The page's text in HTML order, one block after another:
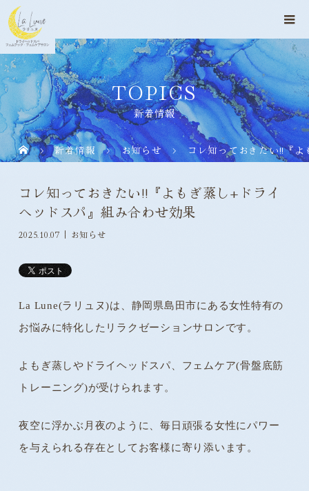
TOPICS
新着情報
新着情報 お知らせ コレ知っておきたい!!『
コレ知っておきたい!!『よもぎ蒸し+ドライ
ヘッドスパ』組み合わせ効果
2025.10.07 お知らせ
La Lune(ラリュヌ)は、静岡県島田市にある女性特有の
お悩みに特化したリラクゼーションサロンです。
よもぎ蒸しやドライヘッドスパ、フェムケア(骨盤底筋
トレーニング)が受けられます。
夜空に浮かぶ月夜のように、毎日頑張る女性にパワー
を与えられる存在としてお客様に寄り添います。